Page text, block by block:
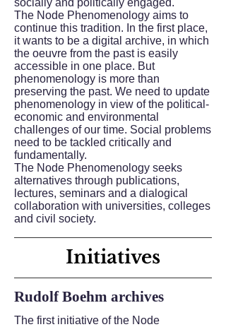
socially and politically engaged.
The Node Phenomenology aims to
continue this tradition. In the first place,
it wants to be a digital archive, in which
the oeuvre from the past is easily
accessible in one place. But
phenomenology is more than
preserving the past. We need to update
phenomenology in view of the political-
economic and environmental
challenges of our time. Social problems
need to be tackled critically and
fundamentally.
The Node Phenomenology seeks
alternatives through publications,
lectures, seminars and a dialogical
collaboration with universities, colleges
and civil society.
Initiatives
Rudolf Boehm archives
The first initiative of the Node